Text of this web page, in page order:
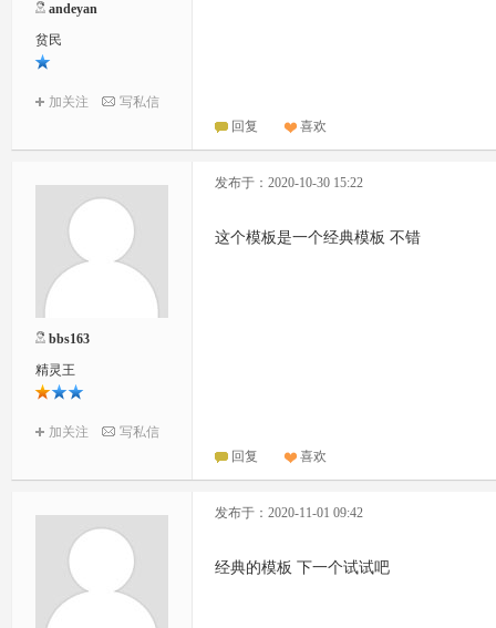
andeyan
贫民
加关注 写私信
回复 喜欢
bbs163
精灵王
加关注 写私信
发布于：2020-10-30 15:22
这个模板是一个经典模板 不错
回复 喜欢
发布于：2020-11-01 09:42
经典的模板 下一个试试吧